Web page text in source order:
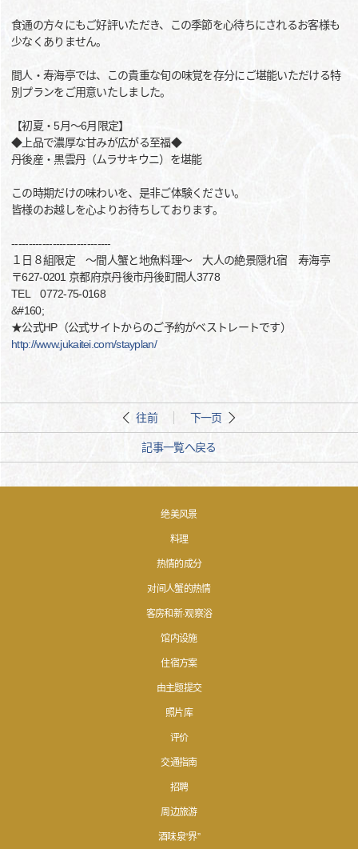
食通の方々にもご好評いただき、この季節を心待ちにされるお客様も
少なくありません。
間人・寿海亭では、この貴重な旬の味覚を存分にご堪能いただける特
別プランをご用意いたしました。
【初夏・5月～6月限定】
◆上品で濃厚な甘みが広がる至福◆
丹後産・黒雲丹（ムラサキウニ）を堪能
この時期だけの味わいを、是非ご体験ください。
皆様のお越しを心よりお待ちしております。
-----------------------------
１日８組限定 ～間人蟹と地魚料理～ 大人の絶景隠れ宿 寿海亭
〒627-0201 京都府京丹後市丹後町間人3778
TEL 0772-75-0168
&#160;
★公式HP（公式サイトからのご予約がベストレートです）
http://www.jukaitei.com/stayplan/
往前 下一页
記事一覧へ戻る
绝美风景
料理
热情的成分
对间人蟹的热情
客房和新·观察浴
馆内设施
住宿方案
由主题提交
照片库
评价
交通指南
招聘
周边旅游
酒味泉“界”